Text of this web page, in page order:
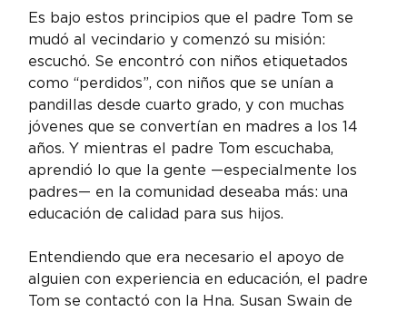
Es bajo estos principios que el padre Tom se
mudó al vecindario y comenzó su misión:
escuchó. Se encontró con niños etiquetados
como “perdidos”, con niños que se unían a
pandillas desde cuarto grado, y con muchas
jóvenes que se convertían en madres a los 14
años. Y mientras el padre Tom escuchaba,
aprendió lo que la gente —especialmente los
padres— en la comunidad deseaba más: una
educación de calidad para sus hijos.
Entendiendo que era necesario el apoyo de
alguien con experiencia en educación, el padre
Tom se contactó con la Hna. Susan Swain de